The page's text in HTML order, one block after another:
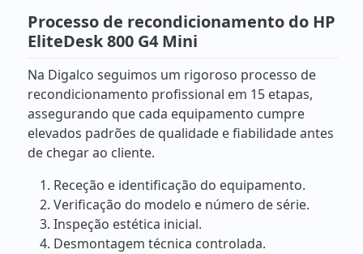
Processo de recondicionamento do HP
EliteDesk 800 G4 Mini
Na Digalco seguimos um rigoroso processo de
recondicionamento profissional em 15 etapas,
assegurando que cada equipamento cumpre
elevados padrões de qualidade e fiabilidade antes
de chegar ao cliente.
Receção e identificação do equipamento.
Verificação do modelo e número de série.
Inspeção estética inicial.
Desmontagem técnica controlada.